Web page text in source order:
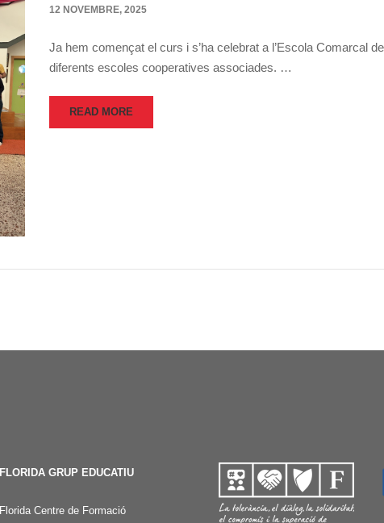
12 NOVEMBRE, 2025
Ja hem començat el curs i s’ha celebrat a l’Escola Comarcal
diferents escoles cooperatives associades. …
READ MORE
FLORIDA GRUP EDUCATIU
Florida Centre de Formació